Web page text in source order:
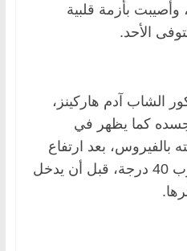
بأزمة قلبية
الأحد.
الشاب آدم هاركينز،
كما يظهر في
بالفيروس، بعد ارتفاع
درجة حراراته إلى ما يقارب 40 درجة، قبل أن يدخل